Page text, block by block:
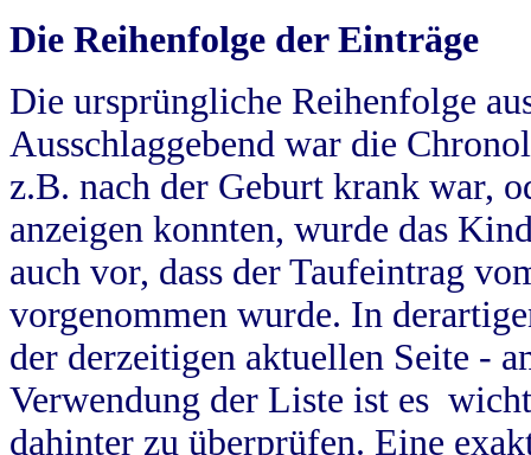
Die Reihenfolge der Einträge
Die ursprüngliche Reihenfolge
Ausschlaggebend war die
z.B. nach der Geburt krank war,
anzeigen konnten, wurde das
auch vor, dass der Taufeintrag
vorgenommen wurde. In
der derzeitigen aktuellen Seite -
Verwendung der Liste ist es
dahinter zu überprüfen. Eine